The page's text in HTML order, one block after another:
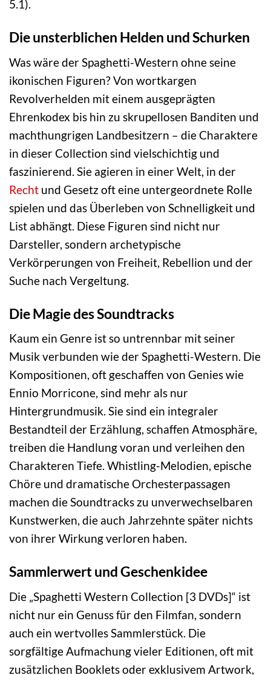
5.1).
Die unsterblichen Helden und Schurken
Was wäre der Spaghetti-Western ohne seine
ikonischen Figuren? Von wortkargen
Revolverhelden mit einem ausgeprägten
Ehrenkodex bis hin zu skrupellosen Banditen und
machthungrigen Landbesitzern – die Charaktere
in dieser Collection sind vielschichtig und
faszinierend. Sie agieren in einer Welt, in der
Recht und Gesetz oft eine untergeordnete Rolle
spielen und das Überleben von Schnelligkeit und
List abhängt. Diese Figuren sind nicht nur
Darsteller, sondern archetypische
Verkörperungen von Freiheit, Rebellion und der
Suche nach Vergeltung.
Die Magie des Soundtracks
Kaum ein Genre ist so untrennbar mit seiner
Musik verbunden wie der Spaghetti-Western. Die
Kompositionen, oft geschaffen von Genies wie
Ennio Morricone, sind mehr als nur
Hintergrundmusik. Sie sind ein integraler
Bestandteil der Erzählung, schaffen Atmosphäre,
treiben die Handlung voran und verleihen den
Charakteren Tiefe. Whistling-Melodien, epische
Chöre und dramatische Orchesterpassagen
machen die Soundtracks zu unverwechselbaren
Kunstwerken, die auch Jahrzehnte später nichts
von ihrer Wirkung verloren haben.
Sammlerwert und Geschenkidee
Die „Spaghetti Western Collection [3 DVDs]“ ist
nicht nur ein Genuss für den Filmfan, sondern
auch ein wertvolles Sammlerstück. Die
sorgfältige Aufmachung vieler Editionen, oft mit
zusätzlichen Booklets oder exklusivem Artwork,